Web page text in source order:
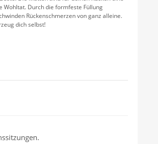
Wohltat. Durch die formfeste Füllung
Rückenschmerzen von ganz alleine.
dich selbst!